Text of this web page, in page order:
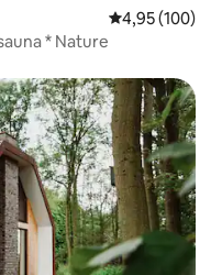
Évaluation
4,95 (100)
* Nature